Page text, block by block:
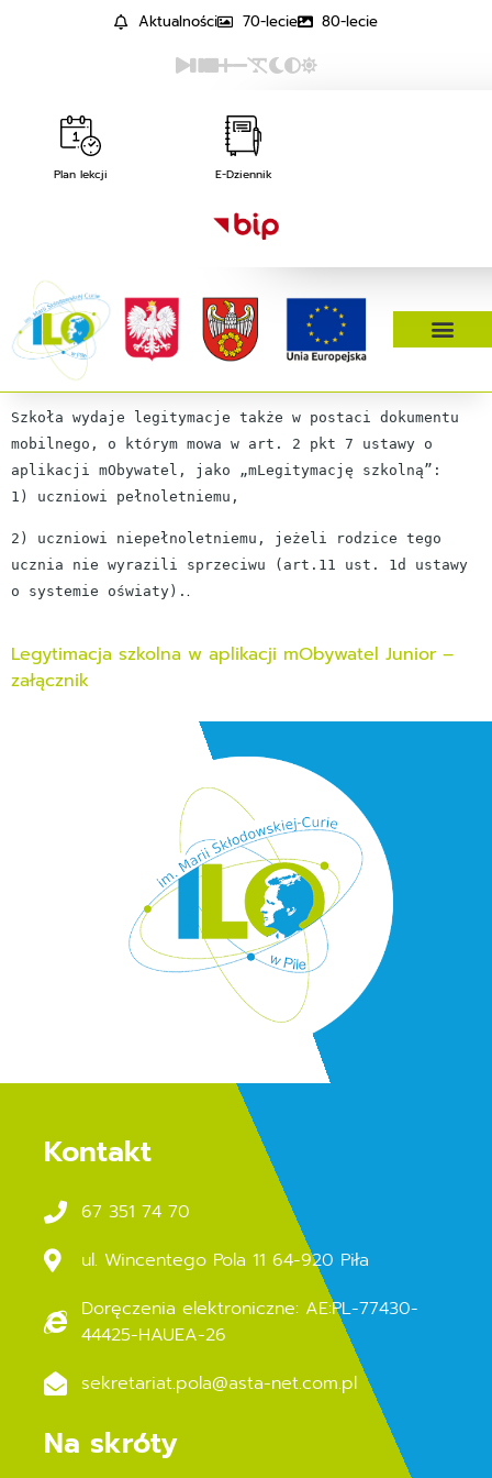
Aktualności 70-lecie 80-lecie
Plan lekcji E-Dziennik
Szkoła wydaje legitymacje także w postaci dokumentu
mobilnego, o którym mowa w art. 2 pkt 7 ustawy o
aplikacji mObywatel, jako „mLegitymację szkolną”:
1) uczniowi pełnoletniemu,
2) uczniowi niepełnoletniemu, jeżeli rodzice tego
ucznia nie wyrazili sprzeciwu (art.11 ust. 1d ustawy
o systemie oświaty). .
Legytimacja szkolna w aplikacji mObywatel Junior –
załącznik
Kontakt
67 351 74 70
ul. Wincentego Pola 11 64-920 Piła
Doręczenia elektroniczne: AE:PL-77430-
44425-HAUEA-26
sekretariat.pola@asta-net.com.pl
Na skróty